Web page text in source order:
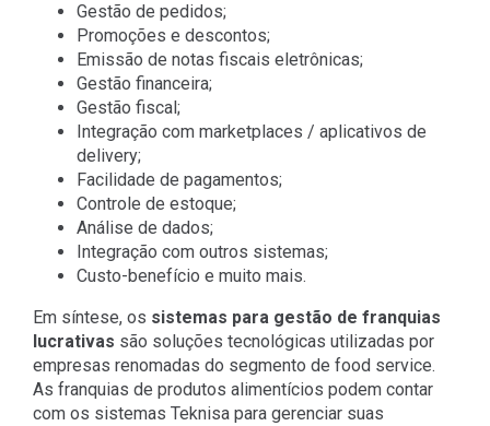
Gestão de pedidos;
Promoções e descontos;
Emissão de notas fiscais eletrônicas;
Gestão financeira;
Gestão fiscal;
Integração com marketplaces / aplicativos de
delivery;
Facilidade de pagamentos;
Controle de estoque;
Análise de dados;
Integração com outros sistemas;
Custo-benefício e muito mais.
Em síntese, os sistemas para gestão de franquias
lucrativas são soluções tecnológicas utilizadas por
empresas renomadas do segmento de food service.
As franquias de produtos alimentícios podem contar
com os sistemas Teknisa para gerenciar suas